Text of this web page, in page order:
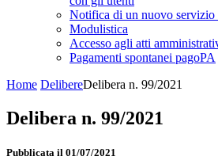
Notifica di un nuovo servizio
Modulistica
Accesso agli atti
Pagamenti spontanei pagoPA
Home DelibereDelibera n. 99/2021
Delibera n. 99/2021
Pubblicata il 01/07/2021